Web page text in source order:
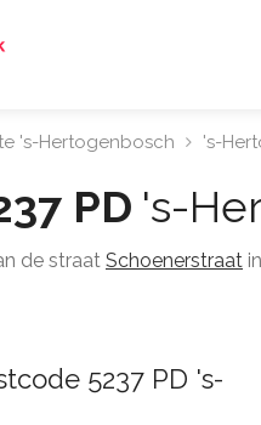
's-Hertogenbosch 's-
PD 's-
de straat Schoenerstraat in
5237 PD 's-